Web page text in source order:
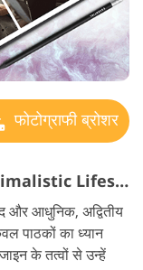
फोटोग्राफी ब्रोशर
फोटोग्राफी ब्रोशर टेम्पलेट मुक्त #7 "Minimalistic Lifestyle"
और आधुनिक, अद्वितीय
पाठकों का ध्यान
के तत्वों से उन्हें